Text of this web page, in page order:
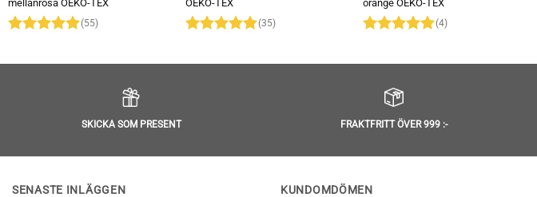
mellanrosa OEKO-TEX
(55)
OEKO-TEX
(35)
orange OEKO-TEX
(4)
SKICKA SOM PRESENT FRAKTFRITT ÖVER 999 :-
SENASTE INLÄGGEN KUNDOMDÖMEN